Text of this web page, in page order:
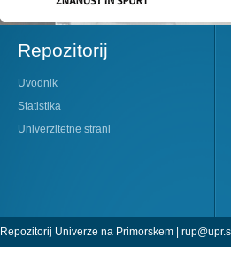
Repozitorij
Uvodnik
Statistika
Univerzitetne strani
Repozitorij Univerze na Primorskem |